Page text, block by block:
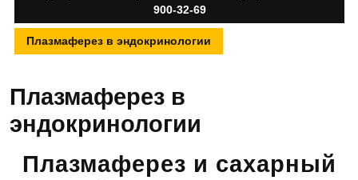
900-32-69
Плазмаферез в эндокринологии
Плазмаферез в
эндокринологии
Плазмаферез и сахарный